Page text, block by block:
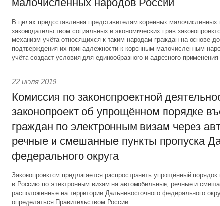
малочисленных народов России
В целях предоставления представителям коренных
законодательством социальных и экономических прав
механизм учёта относящихся к таким народам граждан на основе
подтверждения их принадлежности к коренным малочисленным
учёта создаст условия для единообразного и адресного применения
22 июля 2019
Комиссия по законопроектной
законопроект об упрощённом порядке
граждан по электронным визам через
речные и смешанные пункты пропуска
федерального округа
Законопроектом предлагается распространить упрощённый
в Россию по электронным визам на автомобильные, речные и
расположенные на территории Дальневосточного федерального
определяться Правительством России.